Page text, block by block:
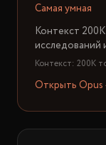
Самая умная
Контекст
исследований
Контекст: 200K
Открыть Opus